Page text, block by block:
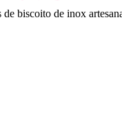
de biscoito de inox